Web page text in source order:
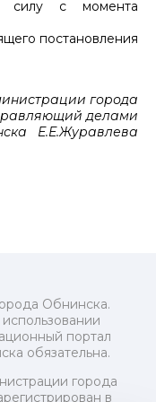
силу с момента
постановления
города
делами
Е.Е.Журавлева
Обнинска.
портал
обязательна.
города
в